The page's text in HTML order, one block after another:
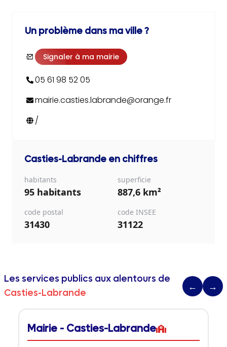
Un problème dans ma ville ?
Signaler à ma mairie
05 61 98 52 05
mairie.casties.labrande@orange.fr
/
Casties-Labrande en chiffres
habitants
95 habitants
superficie
887,6 km²
code postal
31430
code INSEE
31122
Les services publics aux alentours de
Casties-Labrande
← →
Mairie - Casties-Labrande